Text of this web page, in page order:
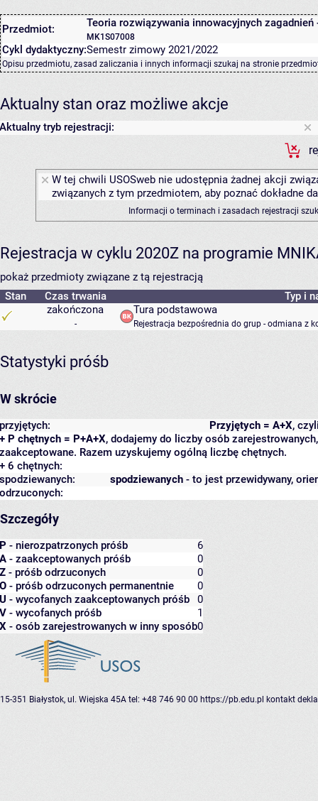
Przedmiot: Teoria rozwiązywania innowacyjnych zagadnień
MK1S07008
Cykl dydaktyczny:Semestr zimowy 2021/2022
Opisu przedmiotu, zasad zaliczania i innych informacji szukaj na stronie
Aktualny stan oraz możliwe akcje
Aktualny tryb rejestracji:
W tej chwili USOSweb nie udostępnia żadnej akcji
związanych z tym przedmiotem, aby poznać dokładne
Informacji o terminach i zasadach rejestracji
Rejestracja w cyklu 2020Z na programie
pokaż przedmioty związane z tą rejestracją
Stan
Czas trwania
Typ i
zakończona
-
Tura podstawowa
Rejestracja bezpośrednia do grup - odmiana z
Statystyki próśb
W skrócie
Przyjętych = A+X,
przyjętych:
+ P chętnych = P+A+X, dodajemy do liczby osób
zaakceptowane. Razem uzyskujemy ogólną liczbę chętnych.
+ 6 chętnych:
spodziewanych - to jest przewidywany,
spodziewanych:
odrzuconych:
Szczegóły
P - nierozpatrzonych próśb
6
A - zaakceptowanych próśb
0
Z - próśb odrzuconych
0
O - próśb odrzuconych permanentnie
0
U - wycofanych zaakceptowanych próśb
0
V - wycofanych próśb
1
X - osób zarejestrowanych w inny sposób0
15-351 Białystok, ul. Wiejska 45A tel: +48 746 90 00 https://pb.edu.pl kontakt